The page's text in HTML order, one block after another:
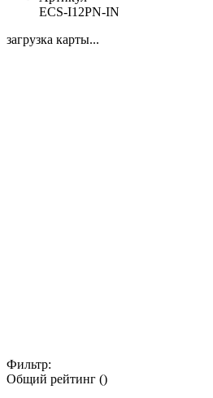
ECS-I12PN-IN
загрузка карты...
Фильтр:
Общий рейтинг ()